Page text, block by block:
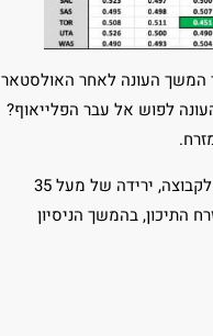
המשך העונה לאחר האולסטאר
לפוש אל עבר הפלייאוף?
מפגשי הבק טו בק ממשיכים לרדת והגיעו לשפל חסר תקדים עם ממוצע של 12.4 מפגשים כאלו לקבוצה, ירידה של מעל 35
והמזרח התיכון, בהמשך הניסיון